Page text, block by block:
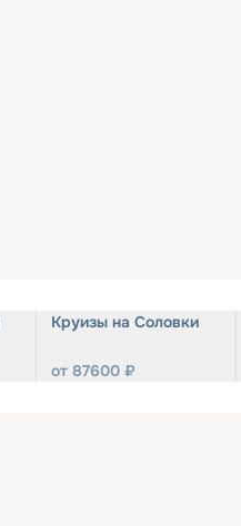
Круизы на Соловки
от 87600 ₽